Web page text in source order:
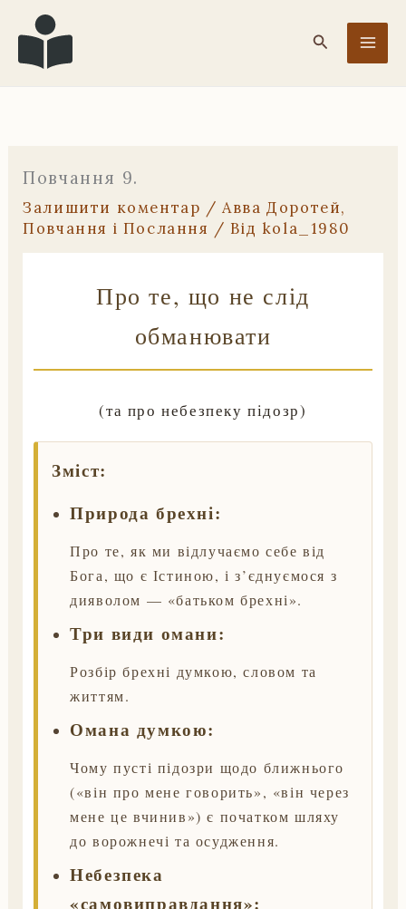
Перейти
до
вмісту
Пошук
Повчання 9.
Залишити коментар / Авва Доротей,
Повчання і Послання / Від kola_1980
Про те, що не слід
обманювати
(та про небезпеку підозр)
Зміст:
Природа брехні:
Про те, як ми відлучаємо себе від
Бога, що є Істиною, і з’єднуємося з
дияволом — «батьком брехні».
Три види омани:
Розбір брехні думкою, словом та
життям.
Омана думкою:
Чому пусті підозри щодо ближнього
(«він про мене говорить», «він через
мене це вчинив») є початком шляху
до ворожнечі та осудження.
Небезпека
«самовиправдання»: